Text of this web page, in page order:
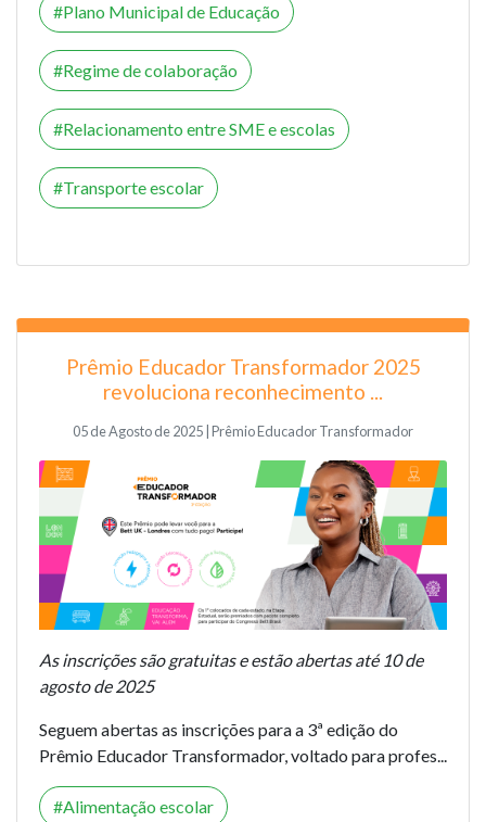
Plano Municipal de Educação
Regime de colaboração
Relacionamento entre SME e escolas
Transporte escolar
Prêmio Educador Transformador 2025
revoluciona reconhecimento ...
05 de Agosto de 2025 | Prêmio Educador Transformador
As inscrições são gratuitas e estão abertas até 10 de
agosto de 2025
Seguem abertas as inscrições para a 3ª edição do
Prêmio Educador Transformador, voltado para profes...
Alimentação escolar